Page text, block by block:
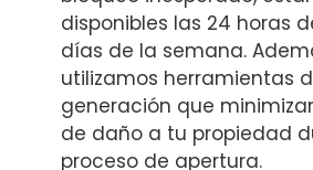
disponibles las 24 horas
días de la semana.
utilizamos herramientas
generación que
de daño a tu propiedad
proceso de apertura.